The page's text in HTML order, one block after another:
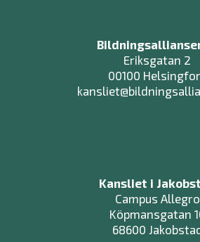
Eriksgatan 2
00100
Kansliet i
Campus Allegro
Köpmansgatan
68600